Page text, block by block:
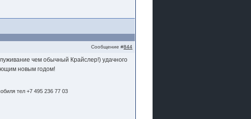
Сообщение #844
чем обычный Крайслер!) удачного
новым годом!
тел +7 495 236 77 03